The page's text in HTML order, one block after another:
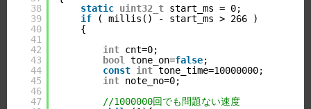
38
39
40
41
42
43
44
45
46
47
static uint32_t start_ms = 0;
if
( millis() - start_ms > 266 )
{
int cnt=0;
bool tone_on=false;
const int tone_time=10000000;
int note_no=0;
//1000000回でも問題ない速度